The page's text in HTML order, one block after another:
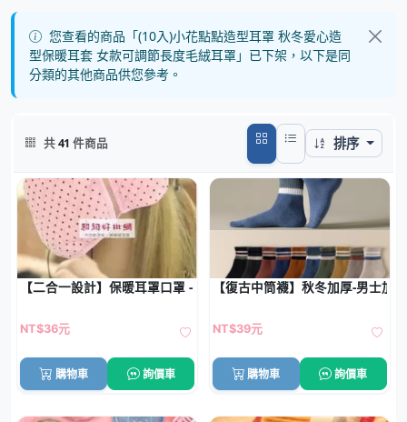
您查看的商品「(10入)小花點點造型耳罩 秋冬愛心造
型保暖耳套 女款可調節長度毛絨耳罩」已下架，以下是同
分類的其他商品供您參考。
共41 件商品 排序
【二合一設計】保暖耳罩口罩 - 冬季防護罩
NT$36元
購物車 詢價車
【復古中筒襪】秋冬加厚-男士加
NT$39元
購物車 詢價車